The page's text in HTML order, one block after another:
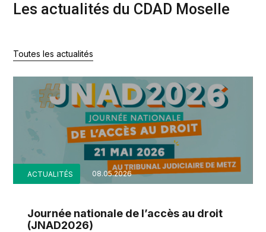
Les actualités du CDAD Moselle
Toutes les actualités
ACTUALITÉS 08.05.2026
Journée nationale de l’accès au droit
(JNAD2026)